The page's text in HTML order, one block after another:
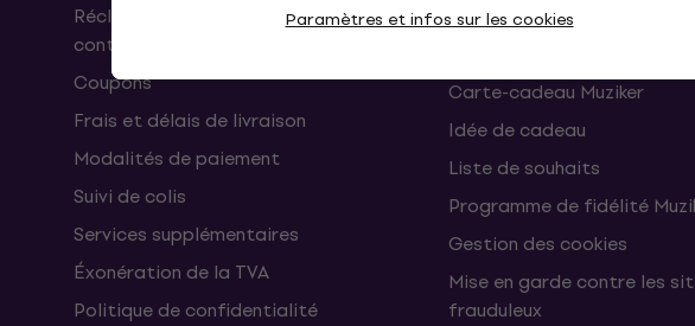
Paramètres et infos sur les cookies
Réclamations et rétractations du
contrat
Coupons
Frais et délais de livraison
Modalités de paiement
Suivi de colis
Services supplémentaires
Éxonération de la TVA
Politique de confidentialité
FAQ - Foire Aux Questions
Carte-cadeau Muziker
Idée de cadeau
Liste de souhaits
Programme de fidélité
Gestion des cookies
Mise en garde contre les
frauduleux